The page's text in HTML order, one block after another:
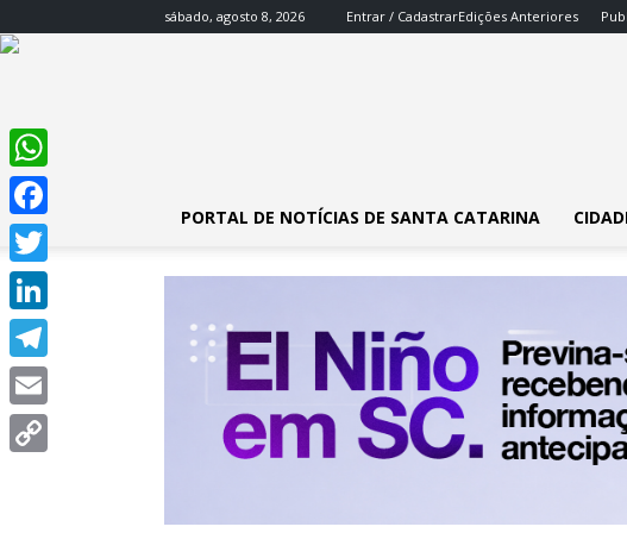
sábado, agosto 8, 2026 Entrar / CadastrarEdições Anteriores
PORTAL DE NOTÍCIAS DE SANTA CATARINA
WhatsApp
Facebook
Twitter
LinkedIn
Telegram
Email